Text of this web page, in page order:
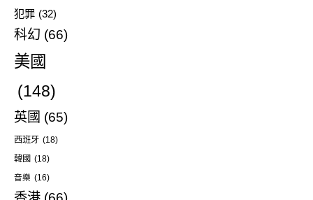
犯罪 (32)
科幻 (66)
美國
(148)
英國 (65)
西班牙 (18)
韓國 (18)
音樂 (16)